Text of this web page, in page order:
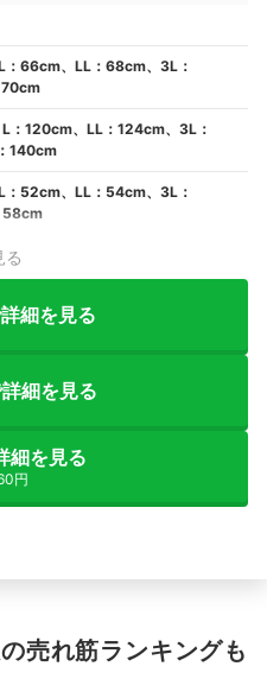
66cm、LL：68cm、3L：
：120cm、LL：124cm、3L：
140cm
52cm、LL：54cm、3L：
58cm
る
細を見る
細を見る
細を見る
円
売れ筋ランキングも